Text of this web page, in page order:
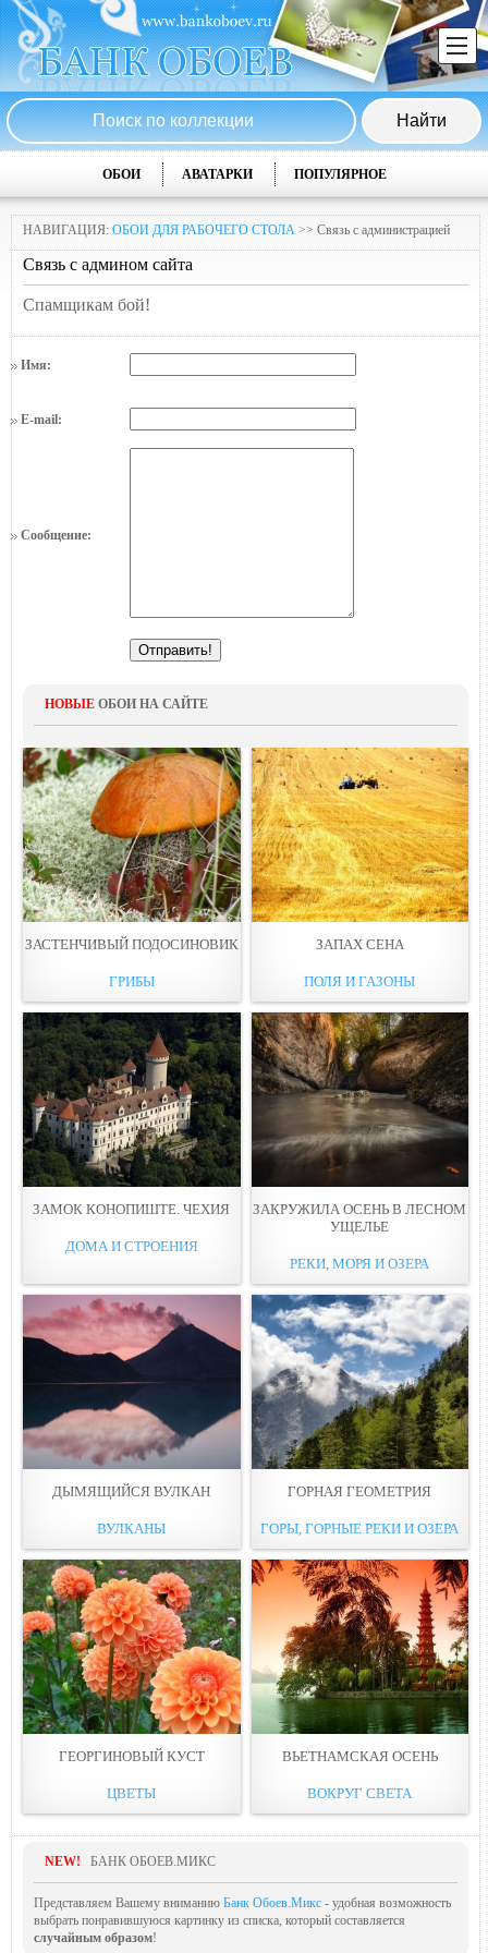
ОБОИ АВАТАРКИ ПОПУЛЯРНОЕ
НАВИГАЦИЯ: ОБОИ ДЛЯ РАБОЧЕГО СТОЛА >> Связь с администрацией
Связь с админом сайта
Спамщикам бой!
Имя:
E-mail:
Сообщение:
НОВЫЕ ОБОИ НА САЙТЕ
ЗАСТЕНЧИВЫЙ ПОДОСИНОВИК
ГРИБЫ
ЗАПАХ СЕНА
ПОЛЯ И ГАЗОНЫ
ЗАМОК КОНОПИШТЕ. ЧЕХИЯ
ДОМА И СТРОЕНИЯ
ЗАКРУЖИЛА ОСЕНЬ В ЛЕСНОМ
УЩЕЛЬЕ
РЕКИ, МОРЯ И ОЗЕРА
ДЫМЯЩИЙСЯ ВУЛКАН
ВУЛКАНЫ
ГОРНАЯ ГЕОМЕТРИЯ
ГОРЫ, ГОРНЫЕ РЕКИ И ОЗЕРА
ГЕОРГИНОВЫЙ КУСТ
ЦВЕТЫ
ВЬЕТНАМСКАЯ ОСЕНЬ
ВОКРУГ СВЕТА
NEW! БАНК ОБОЕВ.МИКС
Представляем Вашему вниманию Банк Обоев.Микс - удобная возможность
выбрать понравившуюся картинку из списка, который составляется
случайным образом!